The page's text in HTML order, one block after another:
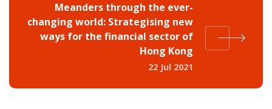
Meanders through the ever-
changing world: Strategising new
ways for the financial sector of
Hong Kong
22 Jul 2021